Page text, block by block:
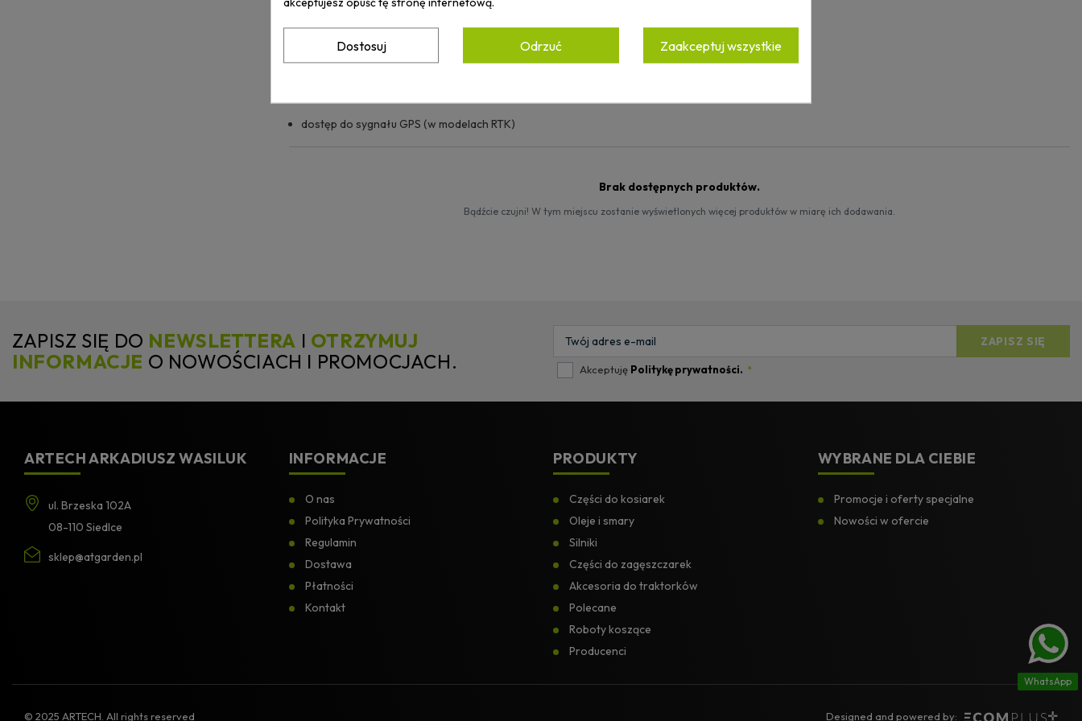
nachylenie terenu
liczbę stref koszenia
dostęp do sygnału GPS (w modelach RTK)
Brak dostępnych produktów.
Bądźcie czujni! W tym miejscu zostanie wyświetlonych więcej produktów w miarę ich dodawania.
ZAPISZ SIĘ DO NEWSLETTERA I OTRZYMUJ
INFORMACJE O NOWOŚCIACH I PROMOCJACH. Akceptuję Politykę prywatności. *
ARTECH ARKADIUSZ WASILUK
ul. Brzeska 102A
08-110 Siedlce
sklep@atgarden.pl
INFORMACJE
O nas
Polityka Prywatności
Regulamin
Dostawa
Płatności
Kontakt
PRODUKTY
Części do kosiarek
Oleje i smary
Silniki
Części do zagęszczarek
Akcesoria do traktorków
Polecane
Roboty koszące
Producenci
WYBRANE DLA CIEBIE
Promocje i oferty specjalne
Nowości w ofercie
WhatsApp
© 2025 ARTECH. All rights reserved Designed and powered by:
Dostosuj Odrzuć Zaakceptuj wszystkie